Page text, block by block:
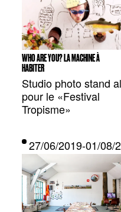
WHO ARE YOU? LA MACHINE À
HABITER
Studio photo stand
pour le «Festival
Tropisme»
27/06/2019-01/08/